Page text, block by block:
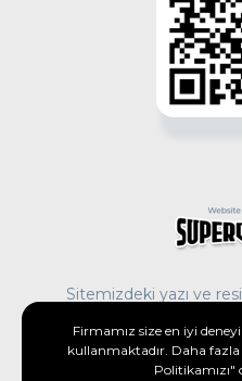
Firmamız size en iyi
kullanmaktadır. Daha
Sitemizdeki yazı ve